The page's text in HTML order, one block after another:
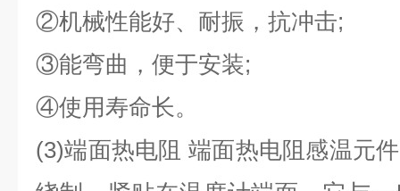
②机械性能好、耐振，抗冲击;
③能弯曲，便于安装;
④使用寿命长。
(3)端面热电阻 端面热电阻感温元